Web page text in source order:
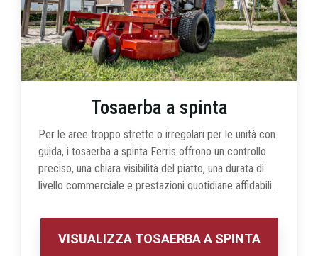
Tosaerba a spinta
Per le aree troppo strette o irregolari per le unità con
guida, i tosaerba a spinta Ferris offrono un controllo
preciso, una chiara visibilità del piatto, una durata di
livello commerciale e prestazioni quotidiane affidabili.
VISUALIZZA TOSAERBA A SPINTA